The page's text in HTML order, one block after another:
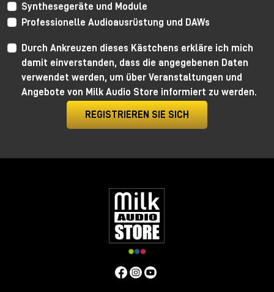
bei kleinen Produktionen oder Mischungen zu bieten.
Barefoot denkt auch an ATMOS, denn die neuen
FP03s haben eine verstärkte Struktur auf der
einer Wand- oder Deckenmontageplatte und ein
relativ geringes Gewicht (ca. 8 kg).
PMC Leistung 750-8
sie eine der Firmen sein wollen, die den Übergang zu
Synthesegeräte und Module
Professionelle Audioausrüstung und DAWs
Durch Ankreuzen dieses Kästchens erkläre ich mich
damit einverstanden, dass die angegebenen Daten
verwendet werden, um über Veranstaltungen und
Angebote von Milk Audio Store informiert zu werden.
REGISTRIEREN SIE SICH